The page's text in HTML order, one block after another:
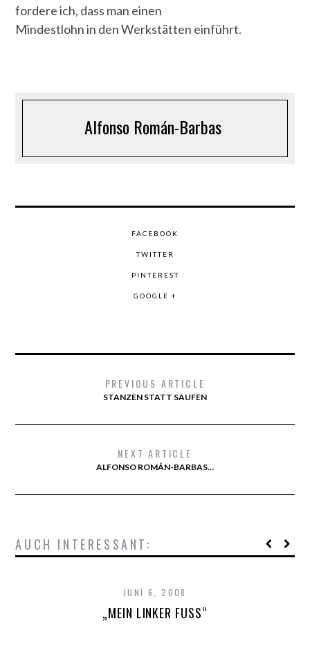
fordere ich, dass man einen
Mindestlohn in den Werkstätten einführt.
Alfonso Román-Barbas
FACEBOOK
TWITTER
PINTEREST
GOOGLE +
PREVIOUS ARTICLE
STANZEN STATT SAUFEN
NEXT ARTICLE
ALFONSO ROMÁN-BARBAS…
AUCH INTERESSANT:
JUNI 6, 2008
„MEIN LINKER FUSS“